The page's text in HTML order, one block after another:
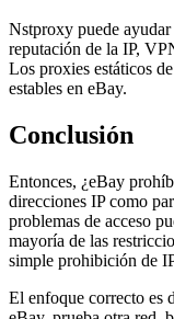
Nstproxy puede ayudar
reputación de la IP,
Los proxies estáticos
estables en eBay.
Conclusión
Entonces, ¿eBay
direcciones IP como
problemas de acceso
mayoría de las
simple prohibición de
El enfoque correcto es